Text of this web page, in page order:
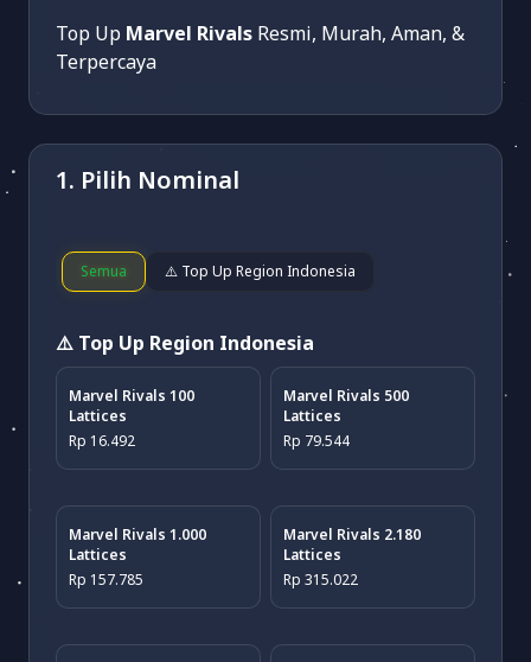
Top Up Marvel Rivals Resmi, Murah, Aman, &
Terpercaya
1. Pilih Nominal
Semua ⚠️ Top Up Region Indonesia
⚠️ Top Up Region Indonesia
Marvel Rivals 100
Lattices
Rp 16.492
Marvel Rivals 500
Lattices
Rp 79.544
Marvel Rivals 1.000
Lattices
Rp 157.785
Marvel Rivals 2.180
Lattices
Rp 315.022